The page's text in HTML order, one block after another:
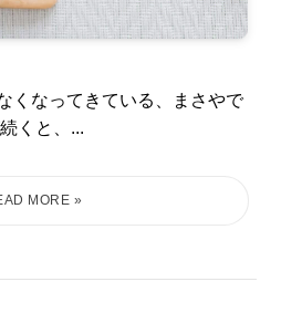
くなってきている、まさやで
くと、...